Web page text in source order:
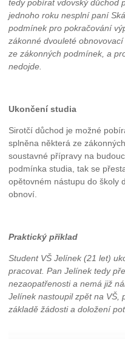
tedy pobírat vdovský důchod
jednoho roku nesplní paní
podmínek pro pokračování
zákonné dvouleté
ze zákonných podmínek, a
nedojde.
Ukončení studia
Sirotčí důchod je možné
splněna některá ze
soustavné přípravy na
podmínka studia, tak se
opětovném nástupu do školy
obnoví.
Praktický příklad
Student VŠ Jelínek (21 let)
pracovat. Pan Jelínek tedy
nezaopatřenosti a nemá již
Jelínek nastoupil zpět na VŠ,
základě žádosti a doložení